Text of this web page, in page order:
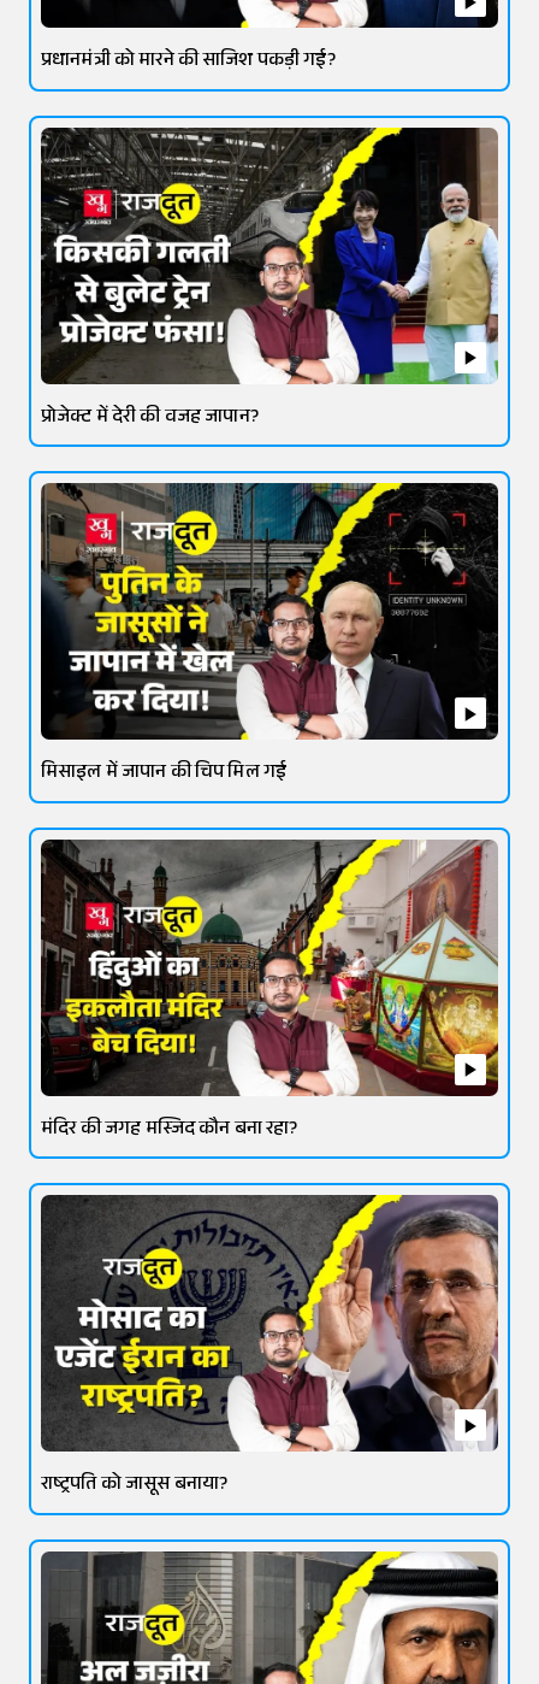
प्रधानमंत्री को मारने की साजिश पकड़ी गई?
प्रोजेक्ट में देरी की वजह जापान?
मिसाइल में जापान की चिप मिल गई
मंदिर की जगह मस्जिद कौन बना रहा?
राष्ट्रपति को जासूस बनाया?